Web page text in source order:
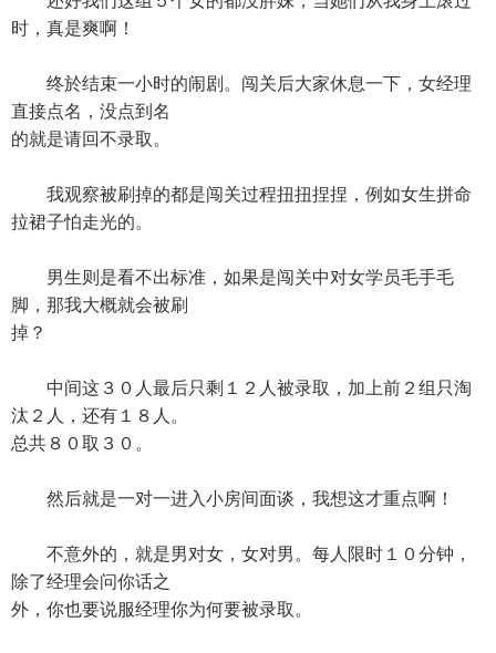
时，真是爽啊！
终於结束一小时的闹剧。闯关后大家休息一下，女经理
直接点名，没点到名
的就是请回不录取。
我观察被刷掉的都是闯关过程扭扭捏捏，例如女生拼命
拉裙子怕走光的。
男生则是看不出标准，如果是闯关中对女学员毛手毛
脚，那我大概就会被刷
掉？
中间这３０人最后只剩１２人被录取，加上前２组只淘
汰２人，还有１８人。
总共８０取３０。
然后就是一对一进入小房间面谈，我想这才重点啊！
不意外的，就是男对女，女对男。每人限时１０分钟，
除了经理会问你话之
外，你也要说服经理你为何要被录取。